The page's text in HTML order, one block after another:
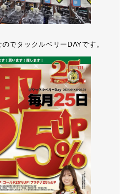
でタックルベリーDAYです。